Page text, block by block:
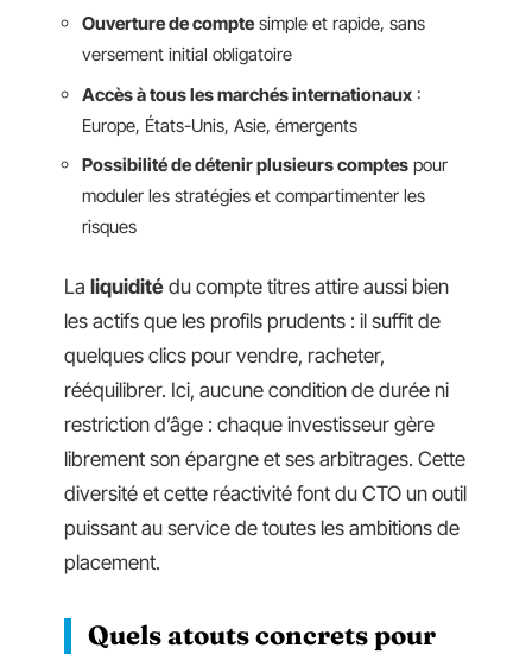
Ouverture de compte simple et rapide, sans
versement initial obligatoire
Accès à tous les marchés internationaux :
Europe, États-Unis, Asie, émergents
Possibilité de détenir plusieurs comptes pour
moduler les stratégies et compartimenter les
risques
La liquidité du compte titres attire aussi bien
les actifs que les profils prudents : il suffit de
quelques clics pour vendre, racheter,
rééquilibrer. Ici, aucune condition de durée ni
restriction d’âge : chaque investisseur gère
librement son épargne et ses arbitrages. Cette
diversité et cette réactivité font du CTO un outil
puissant au service de toutes les ambitions de
placement.
Quels atouts concrets pour